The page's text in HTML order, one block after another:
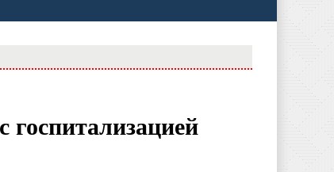
госпитализацией